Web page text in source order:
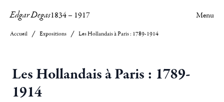
Edgar Degas1834– 1917 Menu
Accueil Expositions Les Hollandais à Paris : 1789-1914
Les Hollandais à Paris : 1789-
1914